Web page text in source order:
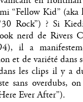
“Fellow Kid”
Rock”) ? Si
nerd de Rivers
il a
et de variété dans
les clips il y a
sans overdubs, on
Ever After”).